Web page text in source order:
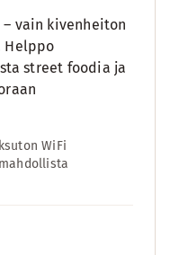
– vain kivenheiton
Helppo
street foodia ja
WiFi